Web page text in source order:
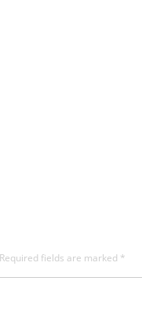
Required fields are marked *